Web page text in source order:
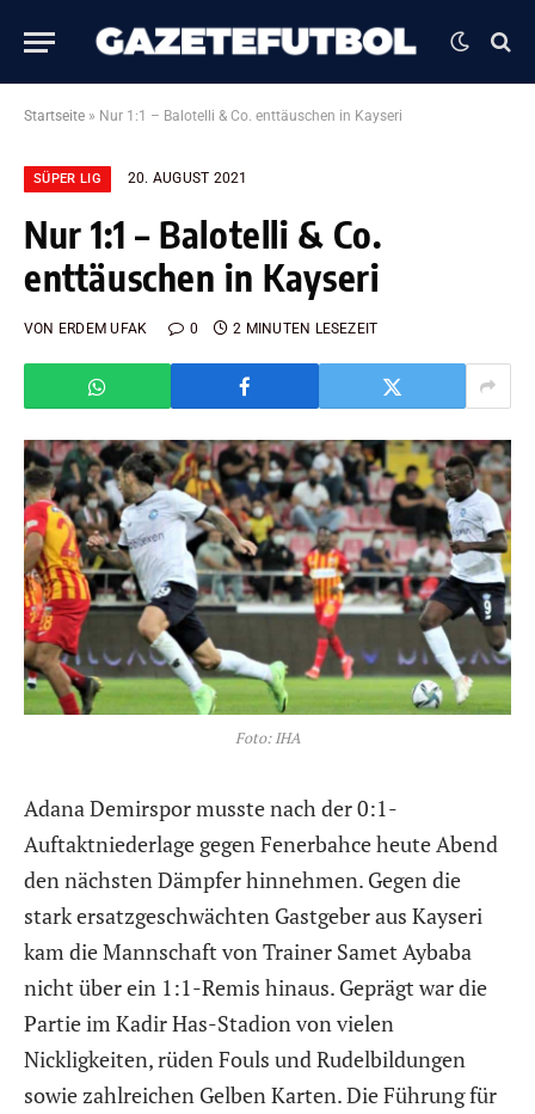
Startseite » Nur 1:1 – Balotelli & Co. enttäuschen in Kayseri
SÜPER LIG 20. AUGUST 2021
Nur 1:1 – Balotelli & Co.
enttäuschen in Kayseri
VON ERDEM UFAK 0 2 MINUTEN LESEZEIT
Foto: IHA
Adana Demirspor musste nach der 0:1-
Auftaktniederlage gegen Fenerbahce heute Abend
den nächsten Dämpfer hinnehmen. Gegen die
stark ersatzgeschwächten Gastgeber aus Kayseri
kam die Mannschaft von Trainer Samet Aybaba
nicht über ein 1:1-Remis hinaus. Geprägt war die
Partie im Kadir Has-Stadion von vielen
Nickligkeiten, rüden Fouls und Rudelbildungen
sowie zahlreichen Gelben Karten. Die Führung für